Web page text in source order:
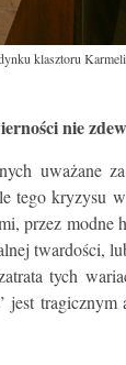
klasztoru
nie
uważane
tego kryzysu
przez modne
twardości,
tych
jest